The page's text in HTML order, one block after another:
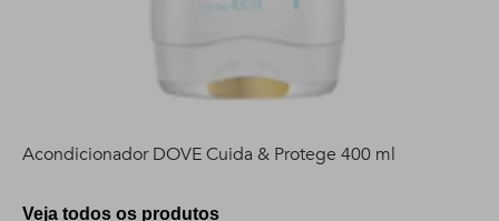
Acondicionador DOVE Cuida & Protege 400 ml
Veja todos os produtos